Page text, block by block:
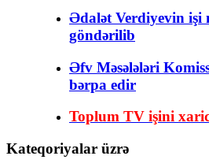
Ədalət Verdiyevin işi
göndərilib
Əfv Məsələləri
bərpa edir
Toplum TV işini
Kateqoriyalar üzrə